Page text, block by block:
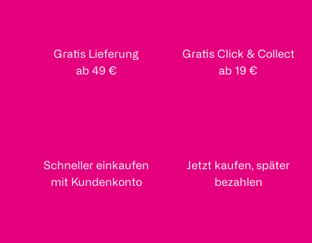
Gratis Lieferung
ab 49 €
Gratis Click & Collect
ab 19 €
Schneller einkaufen
mit Kundenkonto
Jetzt kaufen, später
bezahlen